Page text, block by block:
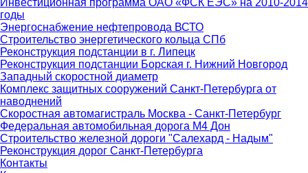
Инвестиционная программа ОАО «ФСК ЕЭС» на 2010-2014
годы
Энергоснабжение нефтепровода ВСТО
Строительство энергетического кольца СПб
Реконструкция подстанции в г. Липецк
Реконструкция подстанции Борская г. Нижний Новгород
Западный скоростной диаметр
Комплекс защитных сооружений Санкт-Петербурга от
наводнений
Скоростная автомагистраль Москва - Санкт-Петербург
Федеральная автомобильная дорога М4 Дон
Строительство железной дороги "Салехард - Надым"
Реконструкция дорог Санкт-Петербурга
Контакты